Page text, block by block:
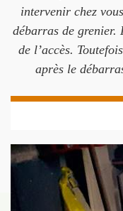
intervenir chez
débarras de grenier.
de l’accès.
après le